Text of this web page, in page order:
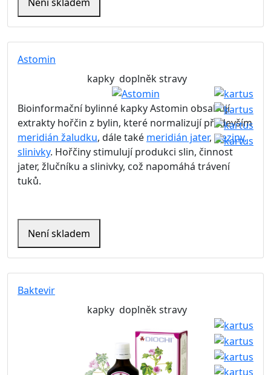
Astomin
kapky doplněk stravy
Bioinformační bylinné kapky Astomin obsahují
extrakty hořčin z bylin, které normalizují především
meridián žaludku, dále také meridián jater, sleziny,
slinivky. Hořčiny stimulují produkci slin, činnost
jater, žlučníku a slinivky, což napomáhá trávení
tuků.
Není skladem
Baktevir
kapky doplněk stravy